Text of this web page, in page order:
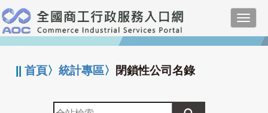
跳
到
主
要
:::
||首頁〉統計專區〉 閉鎖性公司名錄
全